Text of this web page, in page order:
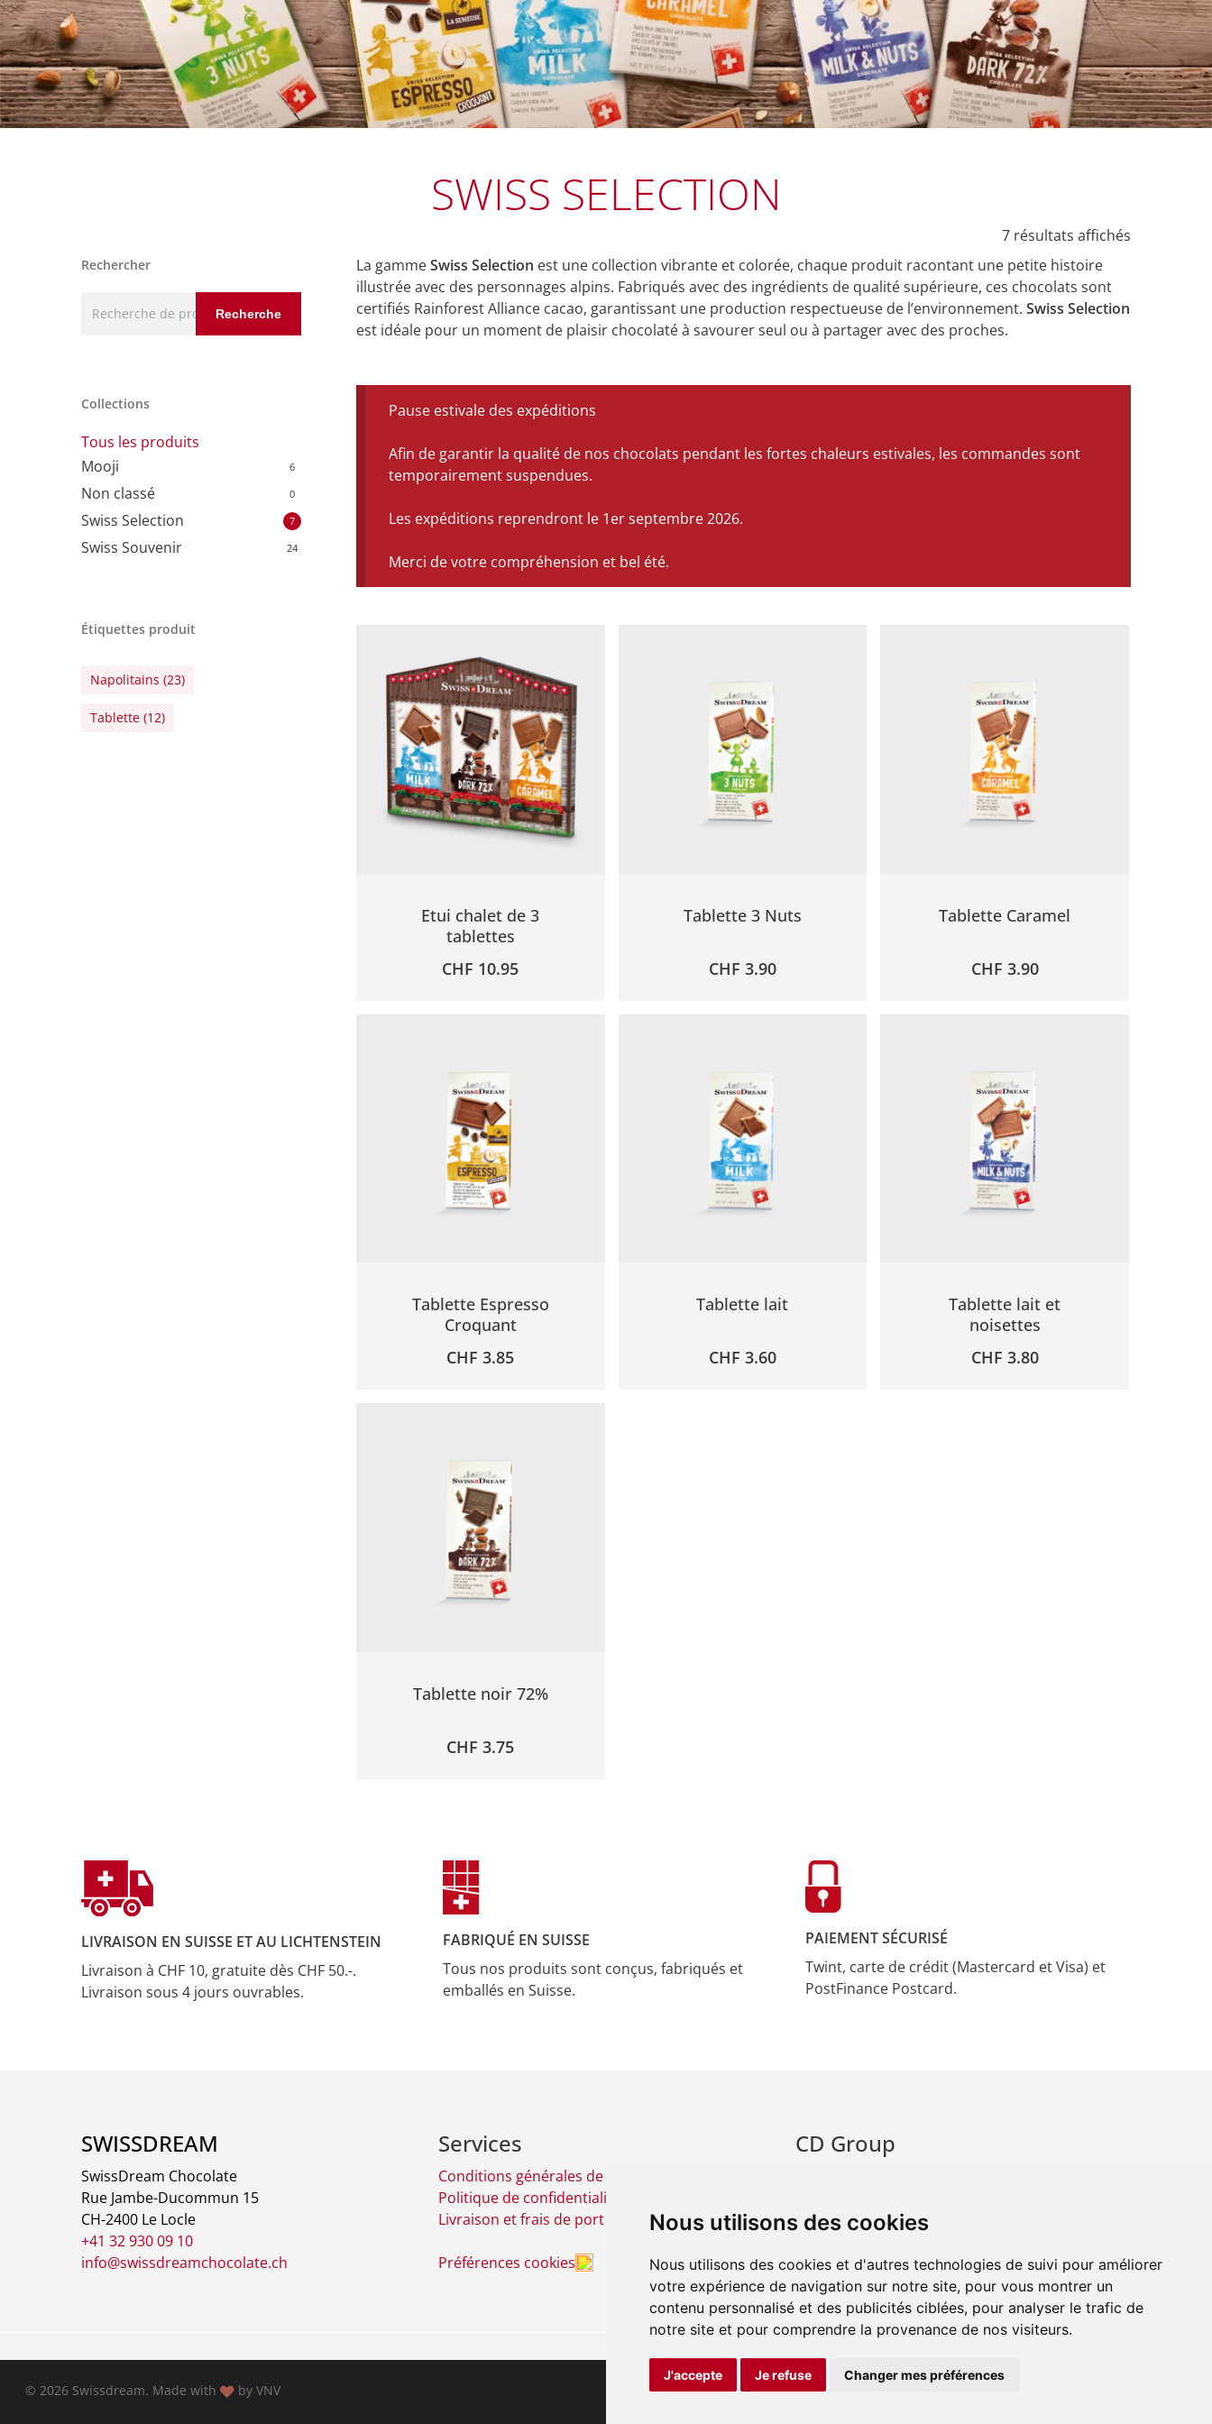
Nous utilisons des cookies
Nous utilisons des cookies et d'autres technologies de suivi pour améliorer
votre expérience de navigation sur notre site, pour vous montrer un
contenu personnalisé et des publicités ciblées, pour analyser le trafic de
notre site et pour comprendre la provenance de nos visiteurs.
J'accepte Je refuse Changer mes préférences
SWISS SELECTION
7 résultats affichés
Rechercher
pour :
Recherche
Collections
Tous les produits
Mooji
6
Non classé 0
Swiss Selection 7
Swiss Souvenir 24
Étiquettes produit
Napolitains (23)
Tablette (12)
La gammeSwiss Selection est une collection vibrante et colorée, chaque produit racontant une petite histoire
illustrée avec des personnages alpins. Fabriqués avec des ingrédients de qualité supérieure, ces chocolats sont
certifiés Rainforest Alliance cacao, garantissant une production respectueuse de l’environnement.Swiss Selection
est idéale pour un moment de plaisir chocolaté à savourer seul ou à partager avec des proches.
Pause estivale des expéditions
Afin de garantir la qualité de nos chocolats pendant les fortes chaleurs estivales, les commandes sont
temporairement suspendues.
Les expéditions reprendront le 1er septembre 2026.
Merci de votre compréhension et bel été.
Etui chalet de 3
tablettes
CHF 10.95
Tablette 3 Nuts
CHF 3.90
Tablette Caramel
CHF 3.90
Tablette Espresso
Croquant
CHF 3.85
Tablette lait
CHF 3.60
Tablette lait et
noisettes
CHF 3.80
Tablette noir 72%
CHF 3.75
LIVRAISON EN SUISSE ET AU LICHTENSTEIN
Livraison à CHF 10, gratuite dès CHF 50.-.
Livraison sous 4 jours ouvrables.
FABRIQUÉ EN SUISSE
Tous nos produits sont conçus, fabriqués et
emballés en Suisse.
PAIEMENT SÉCURISÉ
Twint, carte de crédit (Mastercard et Visa) et
PostFinance Postcard.
SWISSDREAM
SwissDream Chocolate
Rue Jambe-Ducommun 15
CH-2400 Le Locle
+41 32 930 09 10
info@swissdreamchocolate.ch
Services
Conditions générales de vente
Politique de confidentialité
Livraison et frais de port
Préférences cookies
CD Group
La Semeuse SA
© 2026 Swissdream. Made with by VNV